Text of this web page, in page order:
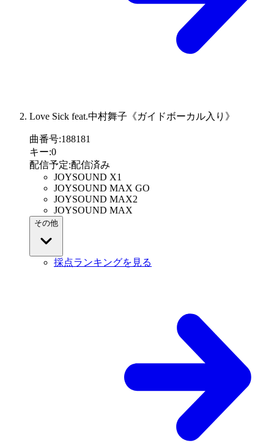
Love Sick feat.中村舞子《ガイドボーカル入り》
曲番号:188181
キー:0
配信予定:配信済み
JOYSOUND X1
JOYSOUND MAX GO
JOYSOUND MAX2
JOYSOUND MAX
その他
採点ランキングを見る